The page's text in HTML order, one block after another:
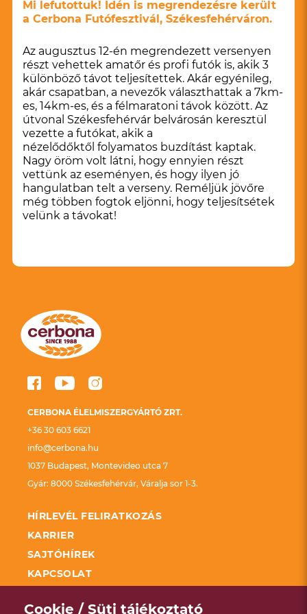
Mi lefutottuk! Idén is megrendezésre került
a Cerbona Futófesztivál, Székesfehérváron.
Az augusztus 12-én megrendezett versenyen
részt vehettek amatőr és profi futók is, akik 3
különböző távot teljesítettek. Akár egyénileg,
akár csapatban, a nevezők választhattak a 7km-
es, 14km-es, és a félmaratoni távok között. Az
útvonal Székesfehérvár belvárosán keresztül
vezette a futókat, akik a
nézelődőktől folyamatos buzdítást kaptak.
Nagy öröm volt látni, hogy ennyien részt
vettünk az eseményen, és hogy ilyen jó
hangulatban telt a verseny. Reméljük jövőre
még többen fogtok eljönni, hogy teljesítsétek
velünk a távokat!
CERBONA ÉLELMISZERGYÁRTÓ ZRT.
+36 30 603 6621
info@cerbona.hu
1037 Budapest, Montevideo utca 7
Gyár: 8000 Székesfehérvár, Váralja sor 1-3.
HÍRLEVÉL FELIRATKOZÁS
KARRIER
SAJTÓHÍREK
KAPCSOLAT
TÁMOGATÁSA KAP
Cookie / Süti tájékoztató